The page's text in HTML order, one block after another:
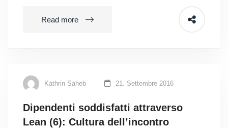
Read more
Kathrin Saheb 21. Settembre 2016
Dipendenti soddisfatti attraverso
Lean (6): Cultura dell’incontro